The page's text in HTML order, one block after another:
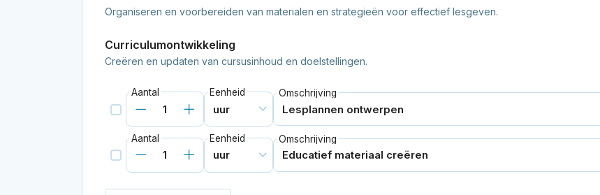
Organiseren en voorbereiden van materialen en strategieën voor effectief lesgeven.
Curriculumontwikkeling
Creëren en updaten van cursusinhoud en doelstellingen.
Aantal Eenheid Omschrijving
Aantal Eenheid Omschrijving